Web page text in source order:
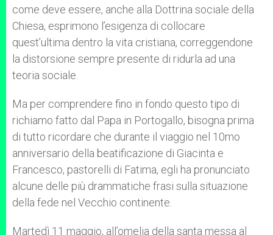
come deve essere, anche alla Dottrina sociale della
Chiesa, esprimono l’esigenza di collocare
quest’ultima dentro la vita cristiana, correggendone
la distorsione sempre presente di ridurla ad una
teoria sociale.
Ma per comprendere fino in fondo questo tipo di
richiamo fatto dal Papa in Portogallo, bisogna prima
di tutto ricordare che durante il viaggio nel 10mo
anniversario della beatificazione di Giacinta e
Francesco, pastorelli di Fatima, egli ha pronunciato
alcune delle più drammatiche frasi sulla situazione
della fede nel Vecchio continente.
Martedì 11 maggio, all’omelia della santa messa al